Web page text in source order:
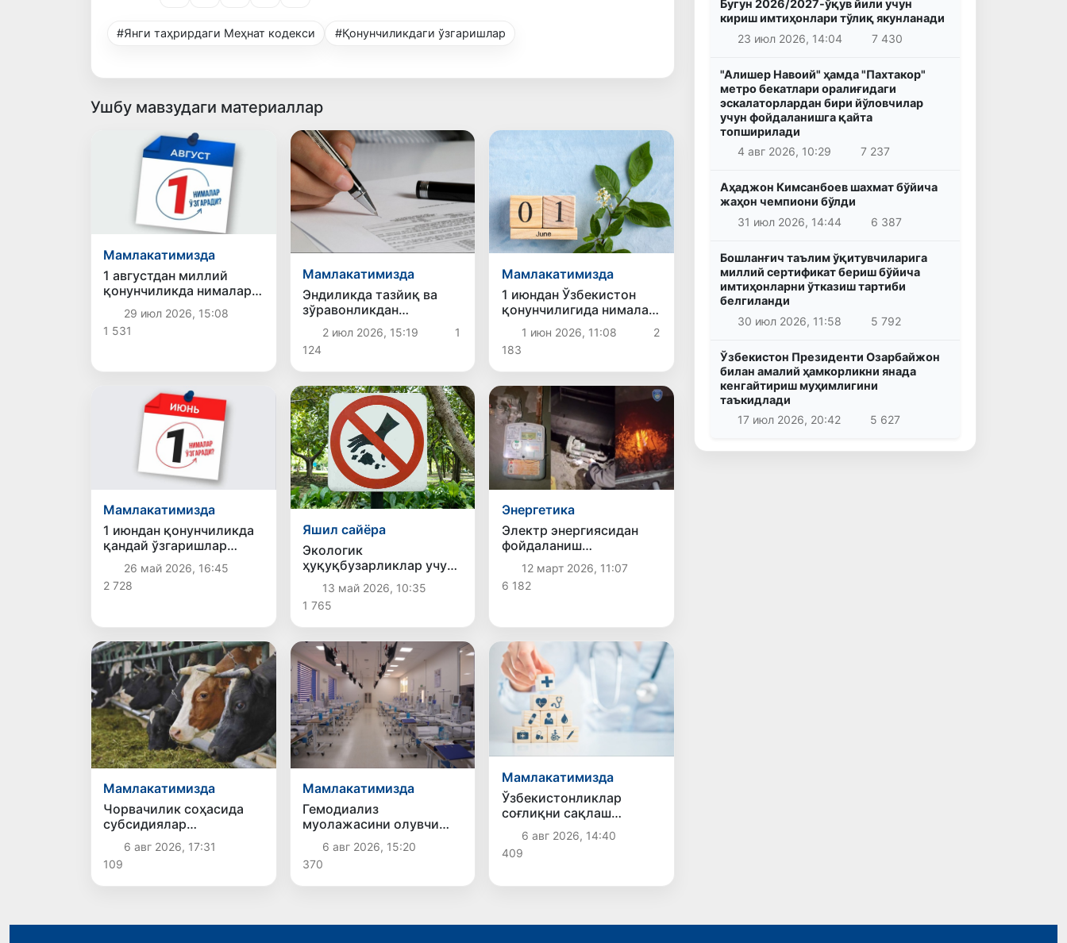
#Янги таҳрирдаги Меҳнат кодекси #Қонунчиликдаги ўзгаришлар
Ушбу мавзудаги материаллар
Мамлакатимизда
1 августдан миллий
қонунчиликда нималар
ўзгаради?
29 июл 2026, 15:08
1 531
Мамлакатимизда
Эндиликда тазйиқ ва
зўравонликдан
жабрланган шахснинг иш
жойи сақлаб қолинади
2 июл 2026, 15:19
1
124
Мамлакатимизда
1 июндан Ўзбекистон
қонунчилигида нималар
ўзгаради?
1 июн 2026, 11:08
2
183
Мамлакатимизда
1 июндан қонунчиликда
қандай ўзгаришлар
кучга киради?
26 май 2026, 16:45
2 728
Яшил сайёра
Экологик
ҳуқуқбузарликлар учун
юридик шахсларга
молиявий санкциялар
қўлланилади
13 май 2026, 10:35
1 765
Энергетика
Электр энергиясидан
фойдаланиш
қоидаларини бузганлик
учун жазо чоралари
кучайтирилади
12 март 2026, 11:07
6 182
Мамлакатимизда
Чорвачилик соҳасида
субсидиялар
ажратилади
6 авг 2026, 17:31
109
Мамлакатимизда
Гемодиализ
муолажасини олувчи
беморларнинг йўл
харажатлари давлат
бюджети ҳисобидан
қоплаб берилиши
6 авг 2026, 15:20
370
Мамлакатимизда
Ўзбекистонликлар
соғлиқни сақлаш
хизматларига ярим
йилда 11 трлн сўмдан
зиёд маблағ сарфлади
6 авг 2026, 14:40
409
Бугун 2026/2027-ўқув йили учун
кириш имтиҳонлари тўлиқ якунланади
23 июл 2026, 14:04
7 430
"Алишер Навоий" ҳамда "Пахтакор"
метро бекатлари оралиғидаги
эскалаторлардан бири йўловчилар
учун фойдаланишга қайта
топширилади
4 авг 2026, 10:29
7 237
Аҳаджон Кимсанбоев шахмат бўйича
жаҳон чемпиони бўлди
31 июл 2026, 14:44
6 387
Бошланғич таълим ўқитувчиларига
миллий сертификат бериш бўйича
имтиҳонларни ўтказиш тартиби
белгиланди
30 июл 2026, 11:58
5 792
Ўзбекистон Президенти Озарбайжон
билан амалий ҳамкорликни янада
кенгайтириш муҳимлигини
таъкидлади
17 июл 2026, 20:42
5 627